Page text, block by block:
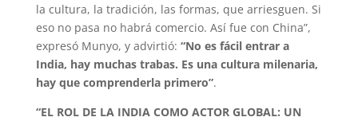
la cultura, la tradición, las formas, que arriesguen. Si
eso no pasa no habrá comercio. Así fue con China”,
expresó Munyo, y advirtió: “No es fácil entrar a
India, hay muchas trabas. Es una cultura milenaria,
hay que comprenderla primero”.
“EL ROL DE LA INDIA COMO ACTOR GLOBAL: UN